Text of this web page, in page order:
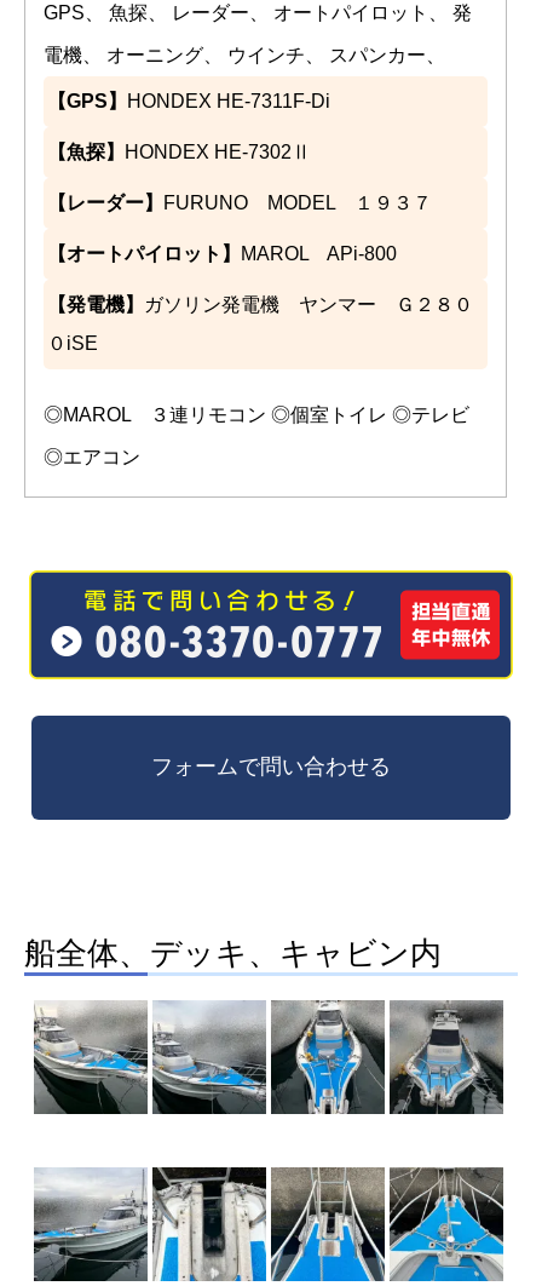
GPS、 魚探、 レーダー、 オートパイロット、 発
電機、 オーニング、 ウインチ、 スパンカー、
【GPS】 HONDEX HE-7311F-Di
【魚探】 HONDEX HE-7302Ⅱ
【レーダー】 FURUNO MODEL １９３７
【オートパイロット】 MAROL APi-800
【発電機】
ガソリン発電機 ヤンマー Ｇ２８０
０iSE
◎MAROL ３連リモコン ◎個室トイレ ◎テレビ
◎エアコン
船全体、デッキ、キャビン内